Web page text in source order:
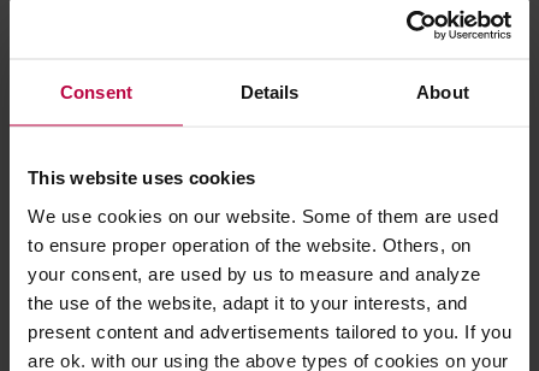
Consent Details About
This website uses cookies
We use cookies on our website. Some of them are used
to ensure proper operation of the website. Others, on
your consent, are used by us to measure and analyze
the use of the website, adapt it to your interests, and
present content and advertisements tailored to you. If you
are ok. with our using the above types of cookies on your
Baratza - Vario+